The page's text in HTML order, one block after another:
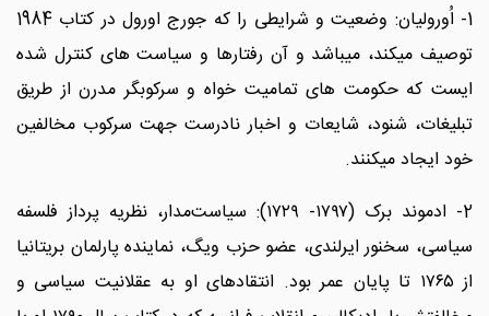
1- اُورولیان: وضعیت و شرایطی را که جورج اورول در کتاب 1984
توصیف میکند، میباشد و آن رفتارها و سیاست های کنترل شده
ایست که حکومت های تمامیت خواه و سرکوبگر مدرن از طریق
تبلیغات، شنود، شایعات و اخبار نادرست جهت سرکوب مخالفین
خود ایجاد میکنند.
2- ادموند برک (۱۷۹۷- ۱۷۲۹): سیاست‌مدار، نظریه ‌پرداز فلسفه
سیاسی، سخنور ایرلندی، عضو حزب ویگ، نماینده پارلمان بریتانیا
از ۱۷۶۵ تا پایان عمر بود. انتقادهای او به عقلانیت سیاسی و